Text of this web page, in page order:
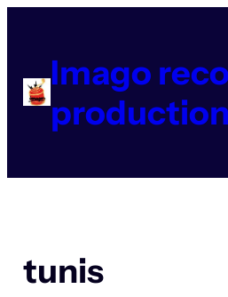
contenuImago
production
tunis